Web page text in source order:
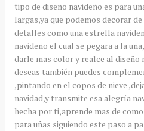
tipo de diseño navideño es para
largas,ya que podemos decorar
detalles como una estrella
navideño el cual se pegara a la
darle mas color y realce al diseño
deseas también puedes
,pintando en el copos de nieve
navidad,y transmite esa alegría
hecha por ti,aprende mas de
para uñas siguiendo este paso a